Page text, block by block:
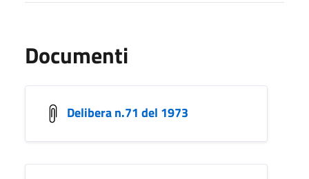
Documenti
Delibera n.71 del 1973